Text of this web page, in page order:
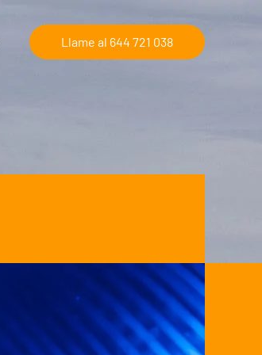
Llame al 644 721 038